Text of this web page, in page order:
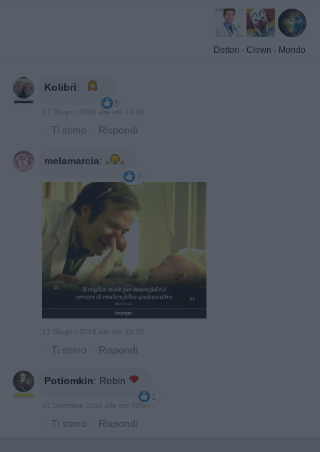
Dottori · Clown · Mondo
Kolibrì:
5
17 Giugno 2016 alle ore 23:18
· Ti stimo · Rispondi
melamarcia:
7
17 Giugno 2016 alle ore 23:35
· Ti stimo · Rispondi
Potiomkin: Robin
1
31 Dicembre 2016 alle ore 08:57
· Ti stimo · Rispondi